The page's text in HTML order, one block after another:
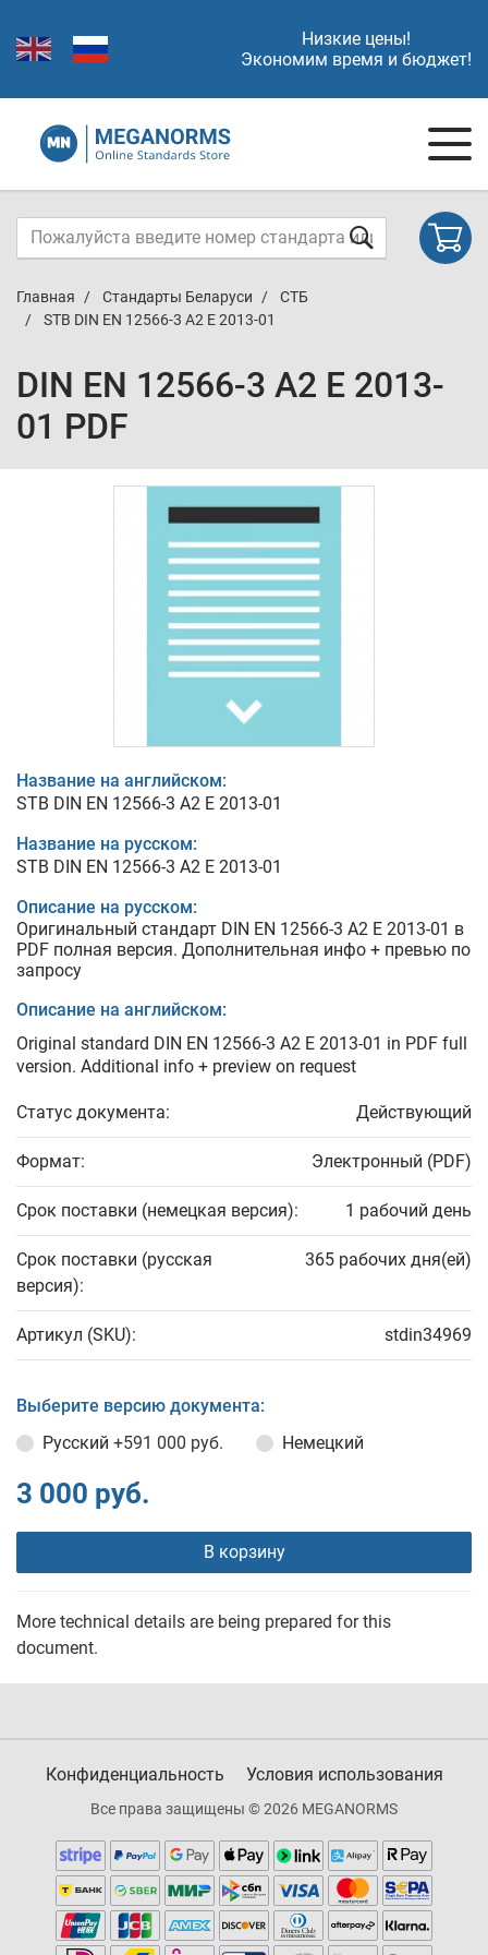
Низкие цены!
Экономим время и бюджет!
Главная Стандарты Беларуси
СТБ
STB DIN EN 12566-3 A2 E 2013-01
DIN EN 12566-3 A2 E 2013-
01 PDF
Название на английском:
STB DIN EN 12566-3 A2 E 2013-01
Название на русском:
STB DIN EN 12566-3 A2 E 2013-01
Описание на русском:
Оригинальный стандарт DIN EN 12566-3 A2 E 2013-01 в
PDF полная версия. Дополнительная инфо + превью по
запросу
Описание на английском:
Original standard DIN EN 12566-3 A2 E 2013-01 in PDF full
version. Additional info + preview on request
Статус документа: Действующий
Формат: Электронный (PDF)
Срок поставки (немецкая версия): 1 рабочий день
Срок поставки (русская
версия):
365 рабочих дня(ей)
Артикул (SKU): stdin34969
Выберите версию документа:
Русский +591 000 руб. Немецкий
3 000 руб.
В корзину
More technical details are being prepared for this
document.
Конфиденциальность Условия использования
Все права защищены © 2026 MEGANORMS